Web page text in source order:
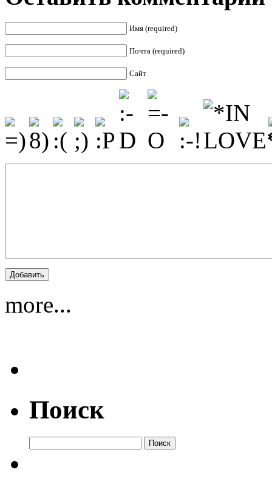
Имя (required)
Почта (required)
Сайт
more...
Поиск